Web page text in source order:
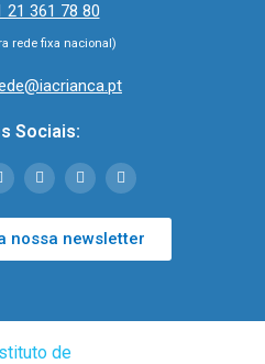
21 361 78 80
rede fixa nacional)
Sociais:
nossa newsletter